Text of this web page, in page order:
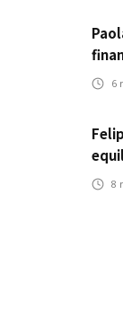
6
8